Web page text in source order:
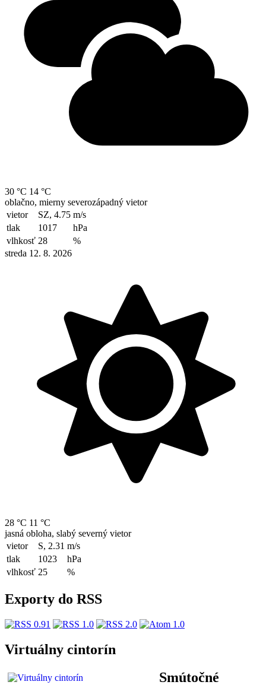
30 °C 14 °C
oblačno, mierny severozápadný vietor
vietor
SZ, 4.75 m/s
tlak
1017
hPa
vlhkosť 28
%
streda 12. 8. 2026
28 °C 11 °C
jasná obloha, slabý severný vietor
vietor
S, 2.31 m/s
tlak
1023
hPa
vlhkosť 25 %
Exporty do RSS
Virtuálny cintorín
Smútočné